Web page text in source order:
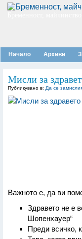
Начало Архиви
Мисли за
Публикувано в: Да се
Важното е, да ви
Здравето не е
Шопенхауер“
Преди всичко,